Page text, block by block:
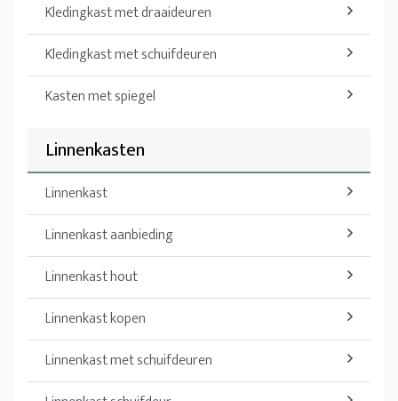
Kledingkast met draaideuren
Kledingkast met schuifdeuren
Kasten met spiegel
Linnenkasten
Linnenkast
Linnenkast aanbieding
Linnenkast hout
Linnenkast kopen
Linnenkast met schuifdeuren